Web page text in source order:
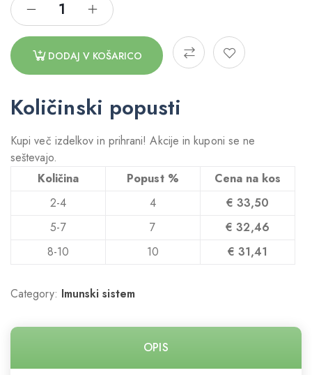
DODAJ V KOŠARICO
Količinski popusti
Kupi več izdelkov in prihrani! Akcije in kuponi se ne
seštevajo.
Količina
Popust %
Cena na kos
2-4
4 € 33,50
5-7
7 € 32,46
8-10
10 € 31,41
Category: Imunski sistem
OPIS